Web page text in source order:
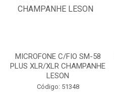
MICROFONE C/FIO SM-58
PLUS XLR/XLR CHAMPANHE
LESON
Código: 51348